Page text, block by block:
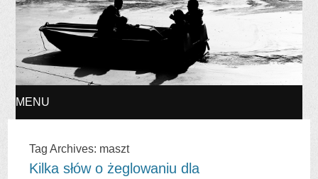
MENU
TO
Tag Archives: maszt
Kilka słów o żeglowaniu dla